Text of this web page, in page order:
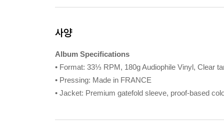
사양
Album Specifications
• Format: 33⅓ RPM, 180g Audiophile Vinyl, Clear
• Pressing: Made in FRANCE
• Jacket: Premium gatefold sleeve, proof-based